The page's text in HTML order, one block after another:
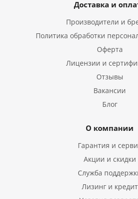
Доставка и
Производители и
Политика обработки
Оферта
Лицензии и
Отзывы
Вакансии
Блог
О компании
Гарантия и
Акции и скидки
Служба
Лизинг и кредит